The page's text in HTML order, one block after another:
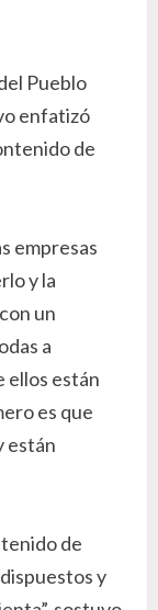
Pueblo
enfatizó
de
empresas
y la
un
a
ellos están
es que
están
de
y